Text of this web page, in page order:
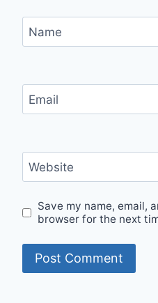
Name
Email
Website
Save my name, email,
browser for the next